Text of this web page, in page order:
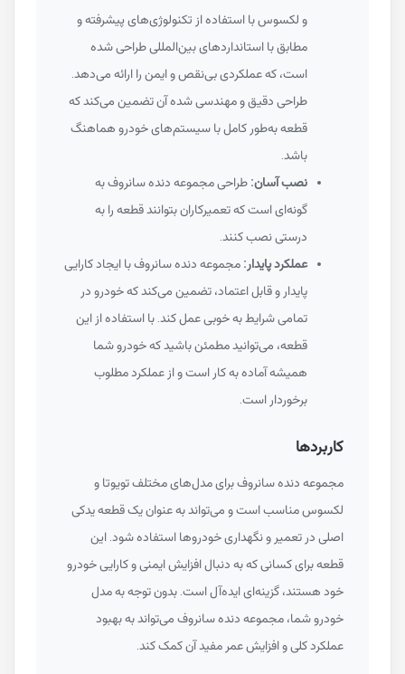
و لکسوس با استفاده از تکنولوژی‌های پیشرفته و
مطابق با استانداردهای بین‌المللی طراحی شده
است، که عملکردی بی‌نقص و ایمن را ارائه می‌دهد.
طراحی دقیق و مهندسی شده آن تضمین می‌کند که
قطعه به‌طور کامل با سیستم‌های خودرو هماهنگ
باشد.
نصب آسان:طراحی مجموعه دنده سانروف به
گونه‌ای است که تعمیرکاران بتوانند قطعه را به
درستی نصب کنند.
عملکرد پایدار:مجموعه دنده سانروف با ایجاد کارایی
پایدار و قابل اعتماد، تضمین می‌کند که خودرو در
تمامی شرایط به خوبی عمل کند. با استفاده از این
قطعه، می‌توانید مطمئن باشید که خودرو شما
همیشه آماده به کار است و از عملکرد مطلوب
برخوردار است.
کاربردها
مجموعه دنده سانروف برای مدل‌های مختلف تویوتا و
لکسوس مناسب است و می‌تواند به عنوان یک قطعه یدکی
اصلی در تعمیر و نگهداری خودروها استفاده شود. این
قطعه برای کسانی که به دنبال افزایش ایمنی و کارایی خودرو
خود هستند، گزینه‌ای ایده‌آل است. بدون توجه به مدل
خودرو شما، مجموعه دنده سانروف می‌تواند به بهبود
عملکرد کلی و افزایش عمر مفید آن کمک کند.